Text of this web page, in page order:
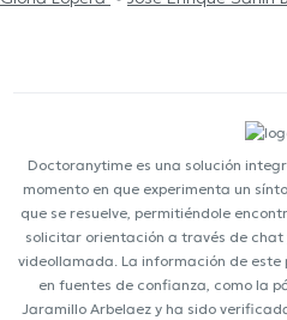
Doctoranytime es una solución
momento en que experimenta un
que se resuelve, permitiéndole
solicitar orientación a través de
videollamada. La información de
en fuentes de confianza, como la
Jaramillo Arbelaez y ha sido